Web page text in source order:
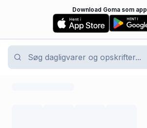
Download Goma som app